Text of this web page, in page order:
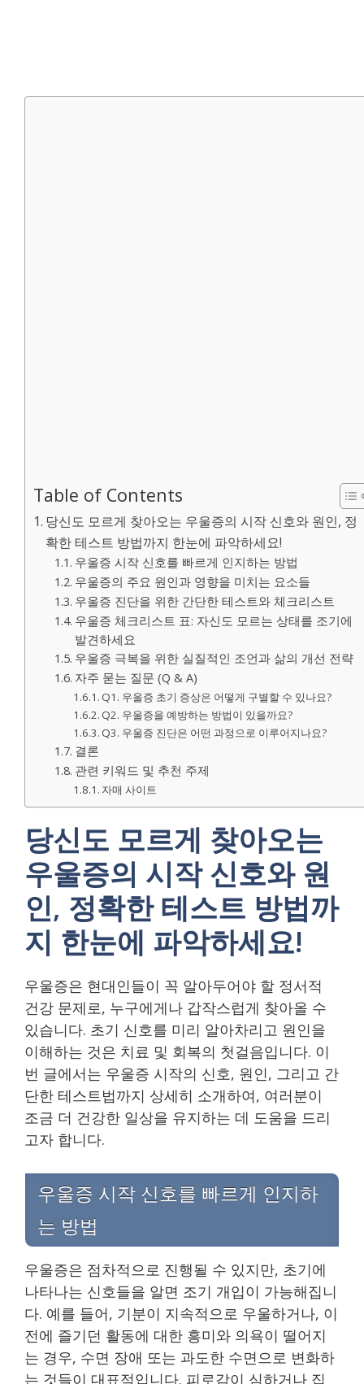
Table of Contents
당신도 모르게 찾아오는 우울증의 시작 신호와 원인, 정
확한 테스트 방법까지 한눈에 파악하세요!
우울증 시작 신호를 빠르게 인지하는 방법
우울증의 주요 원인과 영향을 미치는 요소들
우울증 진단을 위한 간단한 테스트와 체크리스트
우울증 체크리스트 표: 자신도 모르는 상태를 조기에
발견하세요
우울증 극복을 위한 실질적인 조언과 삶의 개선 전략
자주 묻는 질문 (Q & A)
Q1. 우울증 초기 증상은 어떻게 구별할 수 있나요?
Q2. 우울증을 예방하는 방법이 있을까요?
Q3. 우울증 진단은 어떤 과정으로 이루어지나요?
결론
관련 키워드 및 추천 주제
자매 사이트
당신도 모르게 찾아오는
우울증의 시작 신호와 원
인, 정확한 테스트 방법까
지 한눈에 파악하세요!
우울증은 현대인들이 꼭 알아두어야 할 정서적
건강 문제로, 누구에게나 갑작스럽게 찾아올 수
있습니다. 초기 신호를 미리 알아차리고 원인을
이해하는 것은 치료 및 회복의 첫걸음입니다. 이
번 글에서는 우울증 시작의 신호, 원인, 그리고 간
단한 테스트법까지 상세히 소개하여, 여러분이
조금 더 건강한 일상을 유지하는 데 도움을 드리
고자 합니다.
우울증 시작 신호를 빠르게 인지하
는 방법
우울증은 점차적으로 진행될 수 있지만, 초기에
나타나는 신호들을 알면 조기 개입이 가능해집니
다. 예를 들어, 기분이 지속적으로 우울하거나, 이
전에 즐기던 활동에 대한 흥미와 의욕이 떨어지
는 경우, 수면 장애 또는 과도한 수면으로 변화하
는 것들이 대표적입니다. 피로감이 심하거나 집